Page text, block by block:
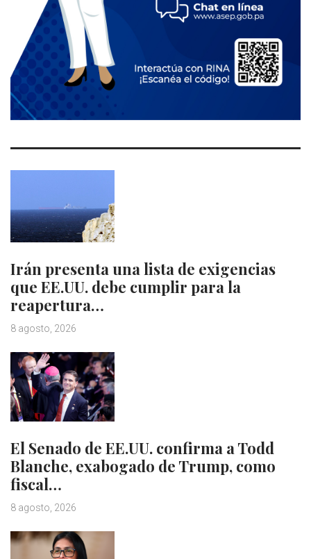
Irán presenta una lista de exigencias
que EE.UU. debe cumplir para la
reapertura…
8 agosto, 2026
El Senado de EE.UU. confirma a Todd
Blanche, exabogado de Trump, como
fiscal…
8 agosto, 2026